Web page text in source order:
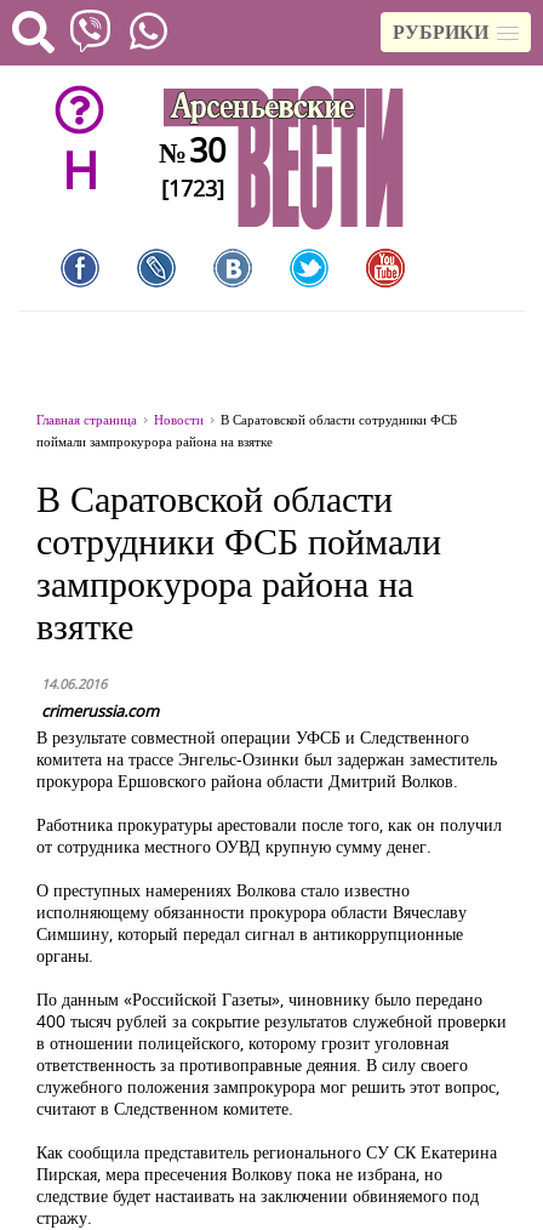
РУБРИКИ
H №30
[1723]
Главная страница Новости
В Саратовской области сотрудники ФСБ
поймали зампрокурора района на взятке
В Саратовской области
сотрудники ФСБ поймали
зампрокурора района на
взятке
14.06.2016
crimerussia.com
В результате совместной операции УФСБ и Следственного
комитета на трассе Энгельс-Озинки был задержан заместитель
прокурора Ершовского района области Дмитрий Волков.
Работника прокуратуры арестовали после того, как он получил
от сотрудника местного ОУВД крупную сумму денег.
О преступных намерениях Волкова стало известно
исполняющему обязанности прокурора области Вячеславу
Симшину, который передал сигнал в антикоррупционные
органы.
По данным «Российской Газеты», чиновнику было передано
400 тысяч рублей за сокрытие результатов служебной проверки
в отношении полицейского, которому грозит уголовная
ответственность за противоправные деяния. В силу своего
служебного положения зампрокурора мог решить этот вопрос,
считают в Следственном комитете.
Как сообщила представитель регионального СУ СК Екатерина
Пирская, мера пресечения Волкову пока не избрана, но
следствие будет настаивать на заключении обвиняемого под
стражу.